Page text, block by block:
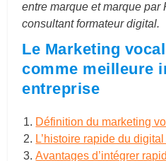
entre marque et marque
consultant formateur digital.
Le Marketing
comme meilleure
entreprise
Définition du marketing
L’histoire rapide du
Avantages d’intégrer